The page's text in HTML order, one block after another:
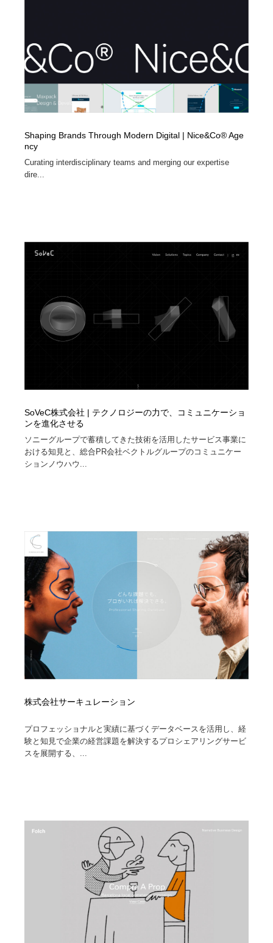
Shaping Brands Through Modern Digital | Nice&Co® Age
ncy
Curating interdisciplinary teams and merging our expertise
dire...
SoVeC株式会社 | テクノロジーの力で、コミュニケーショ
ンを進化させる
ソニーグループで蓄積してきた技術を活用したサービス事業に
おける知見と、総合PR会社ベクトルグループのコミュニケー
ションノウハウ...
株式会社サーキュレーション
プロフェッショナルと実績に基づくデータベースを活用し、経
験と知見で企業の経営課題を解決するプロシェアリングサービ
スを展開する、...